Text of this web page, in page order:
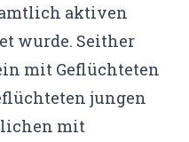
aktiven
wurde. Seither
mit Geflüchteten
jungen
mit